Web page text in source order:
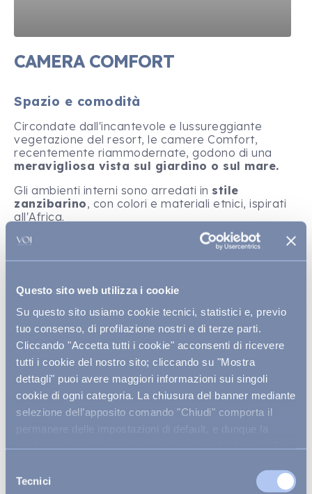
Questo sito web utilizza i cookie
Su questo sito usiamo cookie tecnici, statistici e, previo
tuo consenso, di profilazione nostri e di terze parti.
Cliccando "Accetta tutti i cookie" acconsenti di ricevere
tutti i cookie del nostro sito; cliccando su "Mostra
dettagli" puoi avere maggiori informazioni sui singoli
cookie di ogni categoria. La chiusura del banner mediante
selezione dell’apposito comando "Chiudi" comporta il
attivi sul sito
delTecnici
CAMERA COMFORT
Spazio e comodità
Circondate dall'incantevole e lussureggiante
vegetazione del resort, le camere Comfort,
recentemente riammodernate, godono di una
meravigliosa vista sul giardino o sul mare.
Gli ambienti interni sono arredati in stile
zanzibarino, con colori e materiali etnici, ispirati
all'Africa.
Anche in queste camere troverai tanti servizi, per
un soggiorno all'insegna del comfort e del relax.
Min. 1 ospite
Max. 4 ospiti
Scopri e prenota
RESORT